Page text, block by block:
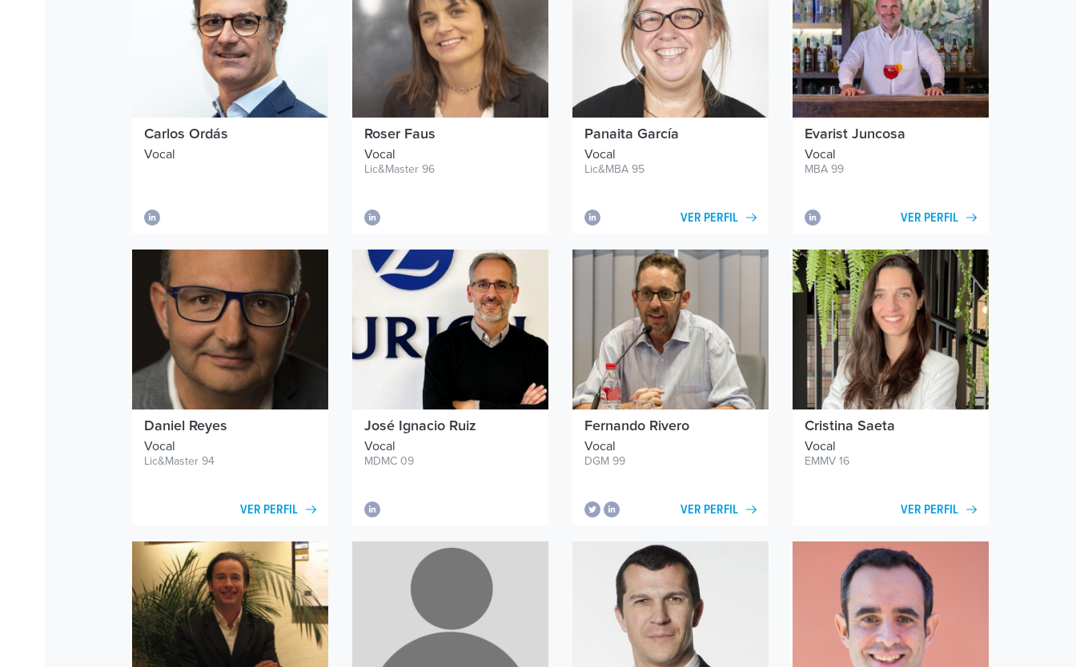
Carlos Ordás
Vocal
Roser Faus
Vocal
Lic&Master 96
Panaita García
Vocal
Lic&MBA 95
VER PERFIL
Evarist Juncosa
Vocal
MBA 99
VER PERFIL
Daniel Reyes
Vocal
Lic&Master 94
VER PERFIL
José Ignacio Ruiz
Vocal
MDMC 09
Fernando Rivero
Vocal
DGM 99
VER PERFIL
Cristina Saeta
Vocal
EMMV 16
VER PERFIL